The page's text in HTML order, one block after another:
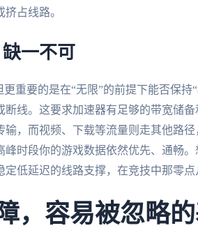
占线路。
一不可
重要的是在“无限”的前提下能否保持
断线。这要求加速器有足够的带宽储
输，而视频、下载等流量则走其他路
时段你的游戏数据依然优先、通畅。
定低延迟的线路支撑，在竞技中那零点
，容易被忽略